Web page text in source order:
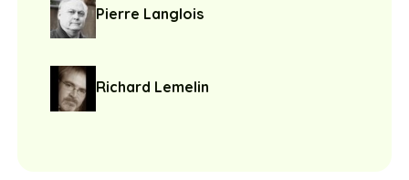
Pierre Langlois
Richard Lemelin